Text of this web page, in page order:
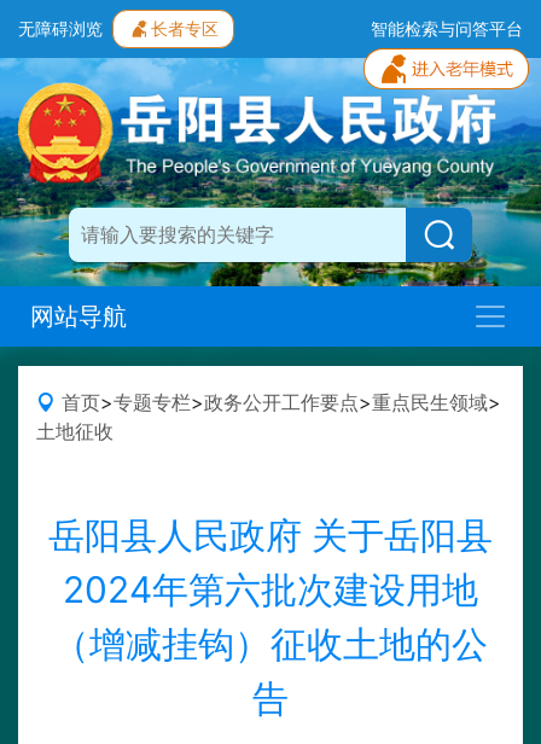
无障碍浏览 长者专区 智能检索与问答平台
网站导航
首页>专题专栏>政务公开工作要点>重点民生领域>
土地征收
岳阳县人民政府 关于岳阳县
2024年第六批次建设用地
（增减挂钩）征收土地的公
告